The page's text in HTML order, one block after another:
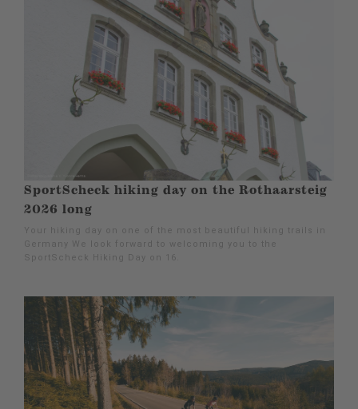
SportScheck hiking day on the Rothaarsteig
2026 long
Your hiking day on one of the most beautiful hiking trails in
Germany We look forward to welcoming you to the
SportScheck Hiking Day on 16.